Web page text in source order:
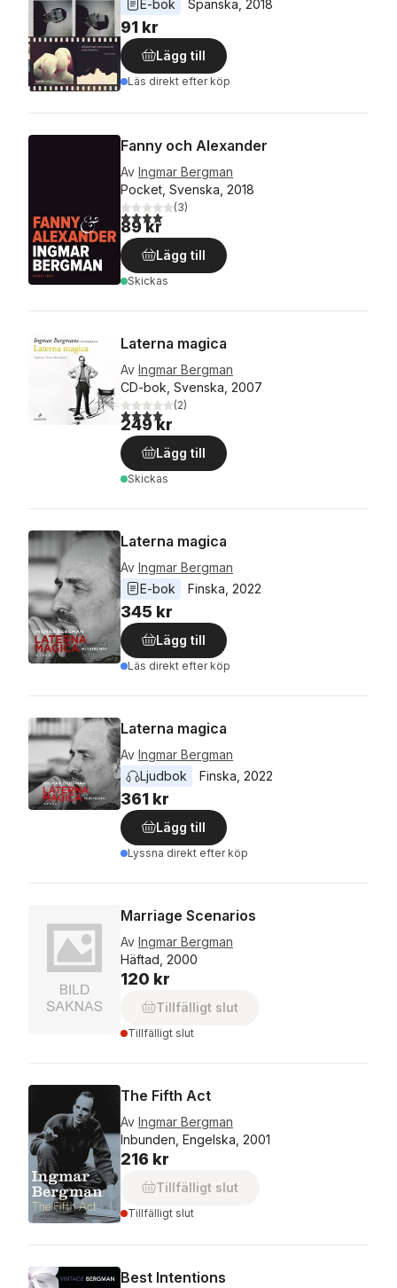
E-bok Spanska, 2018
91 kr
Lägg till
Läs direkt efter köp
Fanny och Alexander
Av Ingmar Bergman
Pocket, Svenska, 2018
4,0utav 5 stjärnor. Totalt antal röster:
(3)
89 kr
Lägg till
Skickas
Laterna magica
Av Ingmar Bergman
CD-bok, Svenska, 2007
4,0utav 5 stjärnor. Totalt antal röster:
(2)
249 kr
Lägg till
Skickas
Laterna magica
Av Ingmar Bergman
E-bok
Finska 2022
345 kr
Lägg till
Läs direkt efter köp
Laterna magica
Av Ingmar Bergman
Ljudbok
Finska 2022
361 kr
Lägg till
Lyssna direkt efter köp
Marriage Scenarios
Av Ingmar Bergman
Häftad, 2000
120 kr
Tillfälligt slut
Tillfälligt slut
The Fifth Act
Av Ingmar Bergman
Inbunden, Engelska, 2001
216 kr
Tillfälligt slut
Tillfälligt slut
Best Intentions